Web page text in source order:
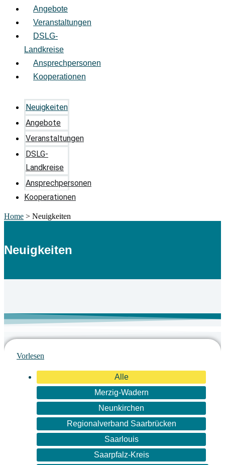
Angebote
Veranstaltungen
DSLG-
Landkreise
Ansprechpersonen
Kooperationen
Neuigkeiten
Angebote
Veranstaltungen
DSLG-
Landkreise
Ansprechpersonen
Kooperationen
Home > Neuigkeiten
Neuigkeiten
Vorlesen
Alle
Merzig-Wadern
Neunkirchen
Regionalverband Saarbrücken
Saarlouis
Saarpfalz-Kreis